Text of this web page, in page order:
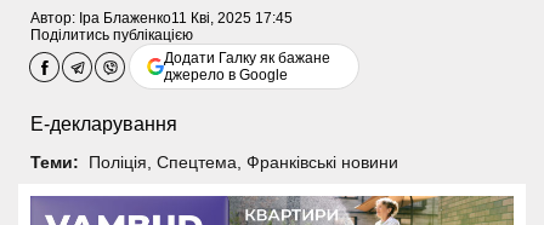
Автор: Іра Блаженко11 Кві, 2025 17:45
Поділитись публікацією
Додати Галку як бажане
джерело в Google
Е-декларування
Теми: Поліція Спецтема Франківські новини